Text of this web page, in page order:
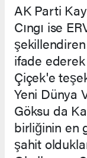
AK Parti
Cıngı ise
ifade
Çiçek'e
Yeni Dünya
Göksu da
birliğinin en
şahit